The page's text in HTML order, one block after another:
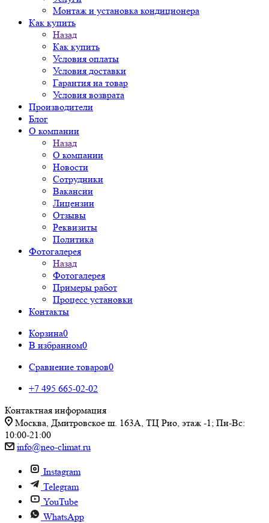
Монтаж и установка кондиционера
Как купить
Назад
Как купить
Условия оплаты
Условия доставки
Гарантия на товар
Условия возврата
Производители
Блог
О компании
Назад
О компании
Новости
Сотрудники
Вакансии
Лицензии
Отзывы
Реквизиты
Политика
Фотогалерея
Назад
Фотогалерея
Примеры работ
Процесс установки
Контакты
Корзина0
В избранном0
Сравнение товаров0
+7 495 665-02-02
Контактная информация
Москва, Дмитровское ш. 163А, ТЦ Рио, этаж -1; Пн-Вс:
10:00-21:00
info@neo-climat.ru
Instagram
Telegram
YouTube
WhatsApp